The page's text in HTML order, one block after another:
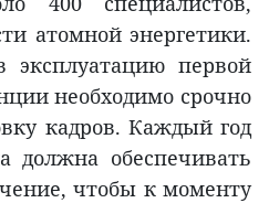
атомной энергетики.
эксплуатацию первой
необходимо срочно
кадров. Каждый год
должна обеспечивать
чтобы к моменту